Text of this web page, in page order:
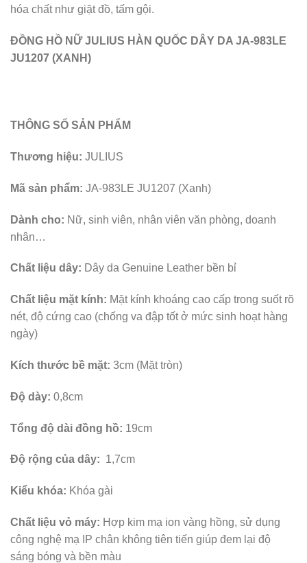
hóa chất như giặt đồ, tấm gội.
ĐỒNG HỒ NỮ JULIUS HÀN QUỐC DÂY DA JA-983LE
JU1207 (XANH)
THÔNG SỐ SẢN PHẨM
Thương hiệu: JULIUS
Mã sản phẩm: JA-983LE JU1207 (Xanh)
Dành cho: Nữ, sinh viên, nhân viên văn phòng, doanh
nhân…
Chất liệu dây: Dây da Genuine Leather bền bỉ
Chất liệu mặt kính: Mặt kính khoáng cao cấp trong suốt rõ
nét, độ cứng cao (chống va đập tốt ở mức sinh hoạt hàng
ngày)
Kích thước bề mặt: 3cm (Mặt tròn)
Độ dày: 0,8cm
Tổng độ dài đồng hồ: 19cm
Độ rộng của dây: 1,7cm
Kiểu khóa: Khóa gài
Chất liệu vỏ máy: Hợp kim mạ ion vàng hồng, sử dụng
công nghệ mạ IP chân không tiên tiến giúp đem lại độ
sáng bóng và bền màu